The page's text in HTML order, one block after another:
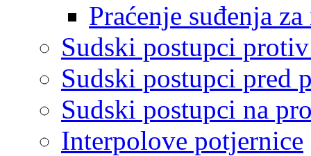
Praćenje suđenja
Sudski postupci
Sudski postupci pred
Sudski postupci na
Interpolove potjernice